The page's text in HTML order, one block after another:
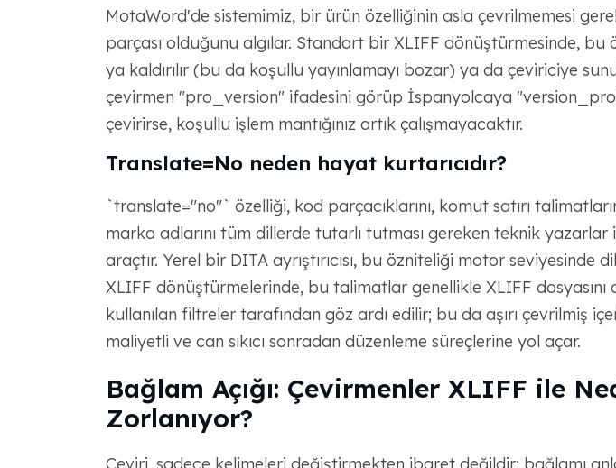
MotaWord'de sistemimiz, bir ürün özelliğinin asla çevrilmemesi
parçası olduğunu algılar. Standart bir XLIFF dönüştürmesinde, bu
ya kaldırılır (bu da koşullu yayınlamayı bozar) ya da çeviriciye
çevirmen "pro_version" ifadesini görüp İspanyolcaya
çevirirse, koşullu işlem mantığınız artık çalışmayacaktır.
Translate=No neden hayat kurtarıcıdır?
`translate="no"` özelliği, kod parçacıklarını, komut satırı
marka adlarını tüm dillerde tutarlı tutması gereken teknik
araçtır. Yerel bir DITA ayrıştırıcısı, bu özniteliği motor seviyesinde
XLIFF dönüştürmelerinde, bu talimatlar genellikle XLIFF dosyasını
kullanılan filtreler tarafından göz ardı edilir; bu da aşırı çevrilmiş
maliyetli ve can sıkıcı sonradan düzenleme süreçlerine yol açar.
Bağlam Açığı: Çevirmenler XLIFF ile
Zorlanıyor?